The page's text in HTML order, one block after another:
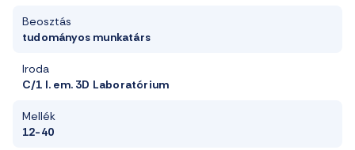
Beosztás
tudományos munkatárs
Iroda
C/1 I. em. 3D Laboratórium
Mellék
12-40